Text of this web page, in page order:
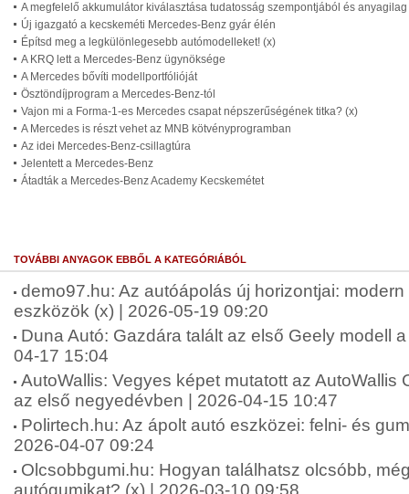
A megfelelő akkumulátor kiválasztása tudatosság szempontjából és
Új igazgató a kecskeméti Mercedes-Benz gyár élén
Építsd meg a legkülönlegesebb autómodelleket! (x)
A KRQ lett a Mercedes-Benz ügynöksége
A Mercedes bővíti modellportfólióját
Ösztöndíjprogram a Mercedes-Benz-tól
Vajon mi a Forma-1-es Mercedes csapat népszerűségének titka? (x)
A Mercedes is részt vehet az MNB kötvényprogramban
Az idei Mercedes-Benz-csillagtúra
Jelentett a Mercedes-Benz
Átadták a Mercedes-Benz Academy Kecskemétet
TOVÁBBI ANYAGOK EBBŐL A KATEGÓRIÁBÓL
demo97.hu: Az autóápolás új horizontjai:
eszközök (x) | 2026-05-19 09:20
Duna Autó: Gazdára talált az első Geely modell
04-17 15:04
AutoWallis: Vegyes képet mutatott az AutoWallis
az első negyedévben | 2026-04-15 10:47
Polirtech.hu: Az ápolt autó eszközei: felni- és
2026-04-07 09:24
Olcsobbgumi.hu: Hogyan találhatsz olcsóbb,
autógumikat? (x) | 2026-03-10 09:58